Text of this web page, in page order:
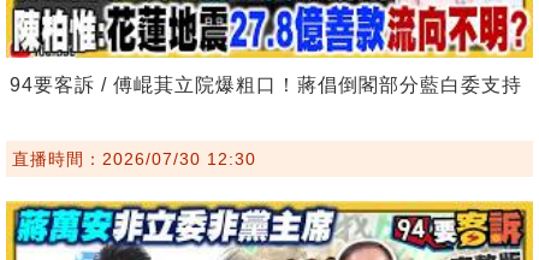
94要客訴 / 傅崐萁立院爆粗口！蔣倡倒閣部分藍白委支持
直播時間：2026/07/30 12:30